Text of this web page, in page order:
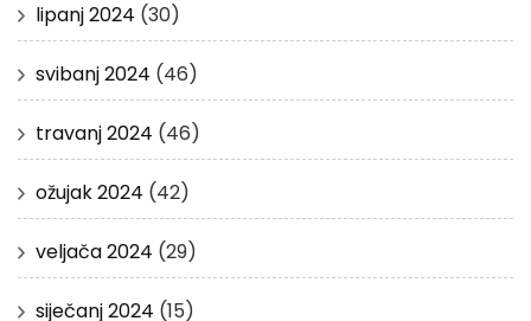
lipanj 2024 (30)
svibanj 2024 (46)
travanj 2024 (46)
ožujak 2024 (42)
veljača 2024 (29)
siječanj 2024 (15)